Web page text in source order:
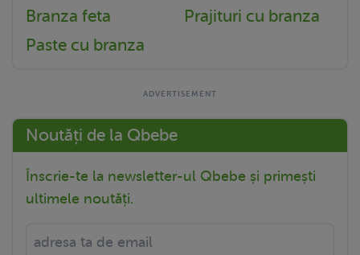
Branza feta
Prajituri cu branza
Paste cu branza
Noutăți de la Qbebe
Înscrie-te la newsletter-ul Qbebe și primești
ultimele noutăți.